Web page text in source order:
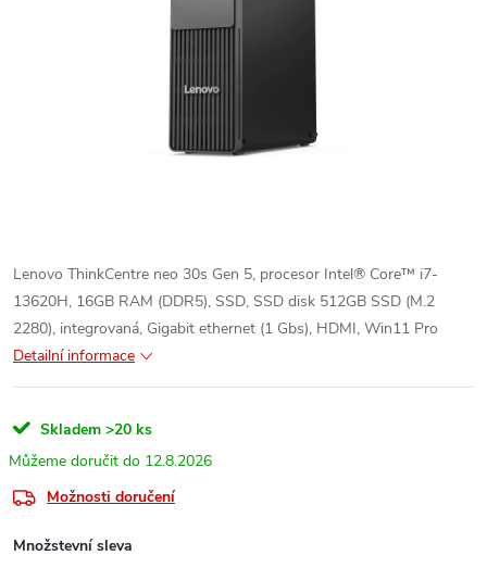
Lenovo ThinkCentre neo 30s Gen 5, procesor Intel® Core™ i7-
13620H, 16GB RAM (DDR5), SSD, SSD disk 512GB SSD (M.2
2280), integrovaná, Gigabit ethernet (1 Gbs), HDMI, Win11 Pro
Detailní informace
Skladem >20 ks
12.8.2026
Možnosti doručení
Množstevní sleva